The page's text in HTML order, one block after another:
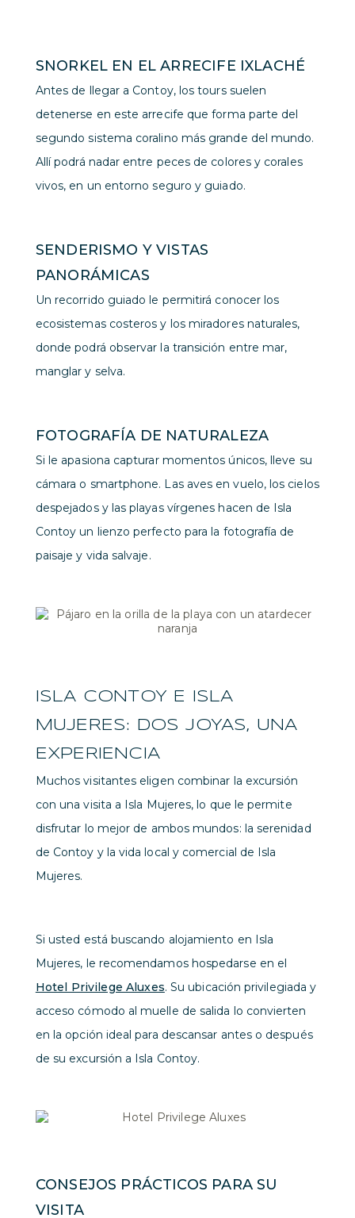
SNORKEL EN EL ARRECIFE IXLACHÉ
Antes de llegar a Contoy, los tours suelen
detenerse en este arrecife que forma parte del
segundo sistema coralino más grande del mundo.
Allí podrá nadar entre peces de colores y corales
vivos, en un entorno seguro y guiado.
SENDERISMO Y VISTAS
PANORÁMICAS
Un recorrido guiado le permitirá conocer los
ecosistemas costeros y los miradores naturales,
donde podrá observar la transición entre mar,
manglar y selva.
FOTOGRAFÍA DE NATURALEZA
Si le apasiona capturar momentos únicos, lleve su
cámara o smartphone. Las aves en vuelo, los cielos
despejados y las playas vírgenes hacen de Isla
Contoy un lienzo perfecto para la fotografía de
paisaje y vida salvaje.
ISLA CONTOY E ISLA
MUJERES: DOS JOYAS, UNA
EXPERIENCIA
Muchos visitantes eligen combinar la excursión
con una visita a Isla Mujeres, lo que le permite
disfrutar lo mejor de ambos mundos: la serenidad
de Contoy y la vida local y comercial de Isla
Mujeres.
Si usted está buscando alojamiento en Isla
Mujeres, le recomendamos hospedarse en el
Hotel Privilege Aluxes. Su ubicación privilegiada y
acceso cómodo al muelle de salida lo convierten
en la opción ideal para descansar antes o después
de su excursión a Isla Contoy.
CONSEJOS PRÁCTICOS PARA SU
VISITA